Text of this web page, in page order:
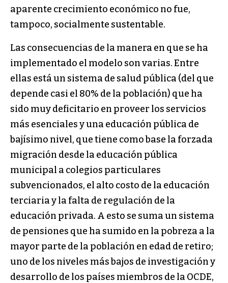
aparente crecimiento económico no fue,
tampoco, socialmente sustentable.
Las consecuencias de la manera en que se ha
implementado el modelo son varias. Entre
ellas está un sistema de salud pública (del que
depende casi el 80% de la población) que ha
sido muy deficitario en proveer los servicios
más esenciales y una educación pública de
bajísimo nivel, que tiene como base la forzada
migración desde la educación pública
municipal a colegios particulares
subvencionados, el alto costo de la educación
terciaria y la falta de regulación de la
educación privada. A esto se suma un sistema
de pensiones que ha sumido en la pobreza a la
mayor parte de la población en edad de retiro;
uno de los niveles más bajos de investigación y
desarrollo de los países miembros de la OCDE,